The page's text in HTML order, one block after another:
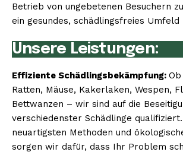
Betrieb von ungebetenen Besuchern
ein gesundes, schädlingsfreies Umfeld
Unsere Leistungen:
Effiziente Schädlingsbekämpfung: Ob
Ratten, Mäuse, Kakerlaken, Wespen,
Bettwanzen – wir sind auf die
verschiedenster Schädlinge
neuartigsten Methoden und
sorgen wir dafür, dass Ihr Problem